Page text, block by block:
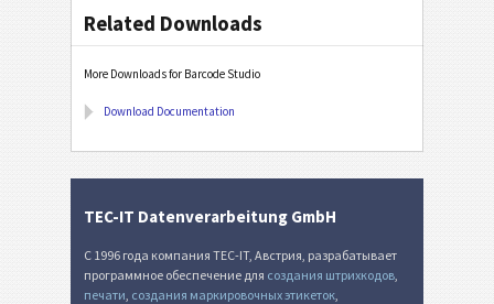
Related Downloads
More Downloads for Barcode Studio
Download Documentation
TEC-IT Datenverarbeitung GmbH
С 1996 года компания TEC-IT, Австрия, разрабатывает
программное обеспечение для создания штрихкодов
печати создания маркировочных этикеток